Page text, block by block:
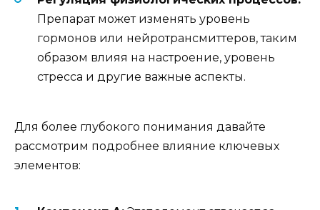
Препарат может изменять уровень
гормонов или нейротрансмиттеров, таким
образом влияя на настроение, уровень
стресса и другие важные аспекты.
Для более глубокого понимания давайте
рассмотрим подробнее влияние ключевых
элементов: